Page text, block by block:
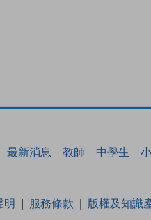
最新消息 教師 中學生
明 服務條款 版權及知識